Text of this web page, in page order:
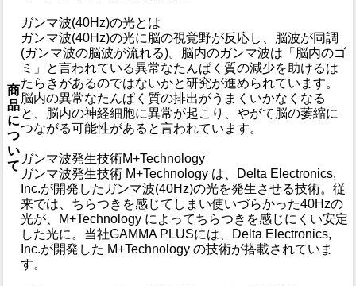
商
品
に
つ
い
て
ガンマ波(40Hz)の光とは
ガンマ波(40Hz)の光に脳の視覚野が反応し、脳波が同調
(ガンマ波の脳波が流れる)。脳内のガンマ波は「脳内のゴ
ミ」と言われている異常なたんぱく質の減少を助けるは
たらきがあるのではないかと研究が進められています。
脳内の異常なたんぱく質の排出がうまくいかなくなる
と、脳内の神経細胞に異常が起こり、やがて脳の萎縮に
つながる可能性があると言われています。
ガンマ波発生技術M+Technology
ガンマ波発生技術 M+Technology は、Delta Electronics,
Inc.が開発したガンマ波(40Hz)の光を発生させる技術。従
来では、ちらつきを感じてしまい使いづらかった40Hzの
光が、M+Technology によってちらつきを感じにくい安定
した光に。当社GAMMA PLUSには、Delta Electronics,
Inc.が開発した M+Technology の技術が搭載されていま
す。